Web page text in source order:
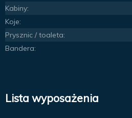
Kabiny:
Koje:
Prysznic / toaleta:
Bandera:
Lista wyposażenia